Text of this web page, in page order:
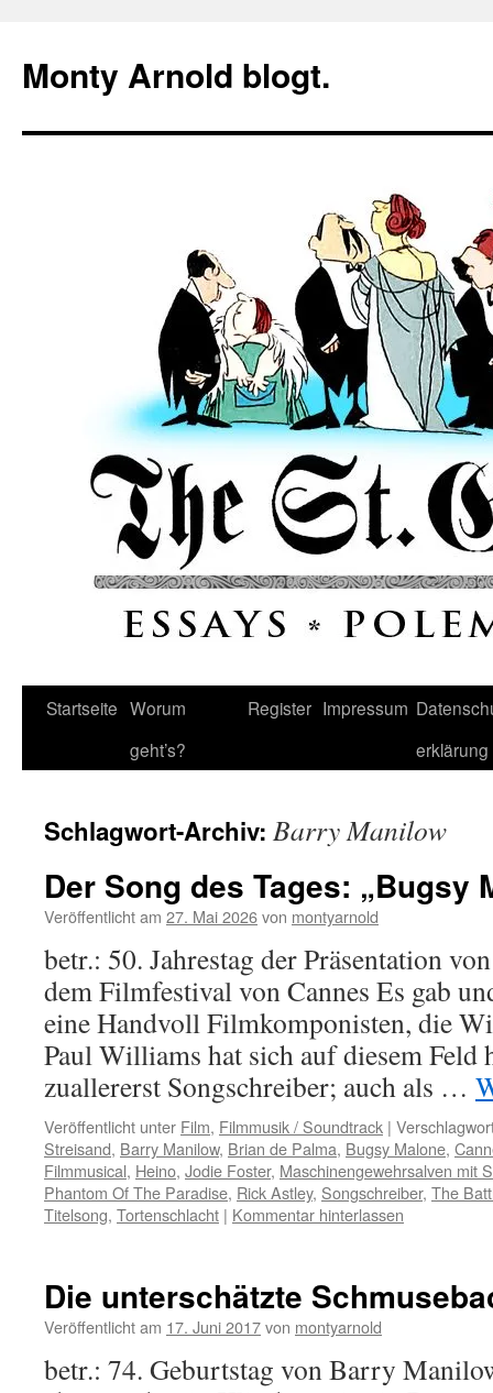
springen
Monty Arnold blogt.
Startseite Worum
geht’s?
Register Impressum
erklärung
Schlagwort-Archiv: Barry Manilow
Der Song des Tages: „Bugsy
Veröffentlicht am 27. Mai 2026von montyarnold
betr.: 50. Jahrestag der Präsentation
dem Filmfestival von Cannes Es gab
eine Handvoll Filmkomponisten, die
Paul Williams hat sich auf diesem Feld
zuallererst Songschreiber; auch als …
Veröffentlicht unter Film, Filmmusik / Soundtrack |
Streisand, Barry Manilow, Brian de Palma, Bugsy Malone,
Filmmusical, Heino, Jodie Foster, Maschinengewehrsalven mit
Phantom Of The Paradise, Rick Astley, Songschreiber, The
Titelsong, Tortenschlacht | Kommentar hinterlassen
Die unterschätzte
Veröffentlicht am 17. Juni 2017von montyarnold
betr.: 74. Geburtstag von Barry